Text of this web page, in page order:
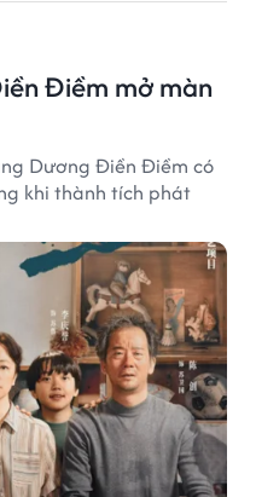
Điềm mở màn
Dương Điền Điềm có
khi thành tích phát